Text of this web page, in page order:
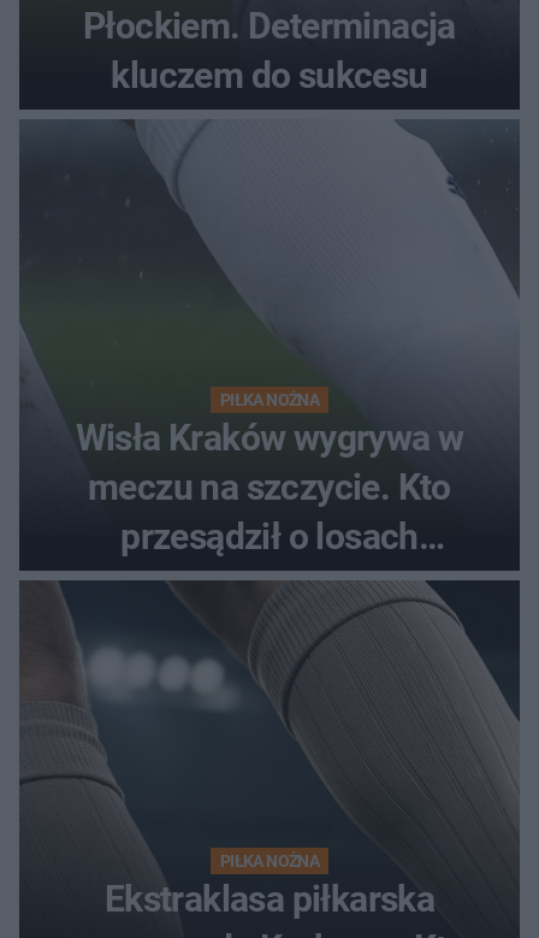
Płockiem. Determinacja
kluczem do sukcesu
PIŁKA NOŻNA
Wisła Kraków wygrywa w
meczu na szczycie. Kto
przesądził o losach
spotkania?
PIŁKA NOŻNA
Ekstraklasa piłkarska